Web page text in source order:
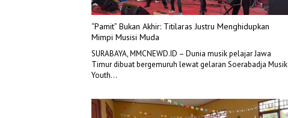
“Pamit” Bukan Akhir: Titilaras Justru Menghidupkan
Mimpi Musisi Muda
SURABAYA, MMCNEWD.ID – Dunia musik pelajar Jawa
Timur dibuat bergemuruh lewat gelaran Soerabadja Musik
Youth…